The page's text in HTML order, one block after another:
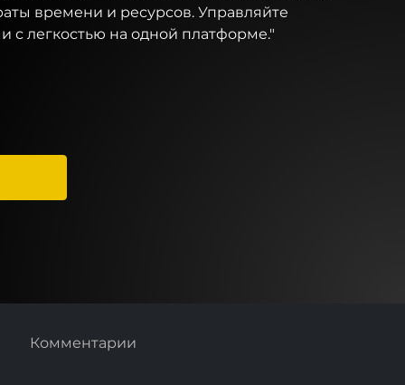
времени и ресурсов. Управляйте
с легкостью на одной платформе."
Комментарии